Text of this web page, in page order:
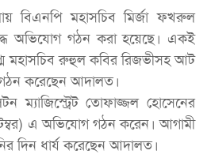
বিএনপি মহাসচিব মির্জা ফখরুল
অভিযোগ গঠন করা হয়েছে। একই
মহাসচিব রুহুল কবির রিজভীসহ আট
করেছেন আদালত।
ম্যাজিস্ট্রেট তোফাজ্জল হোসেনের
এ অভিযোগ গঠন করেন। আগামী
দিন ধার্য করেছেন আদালত।